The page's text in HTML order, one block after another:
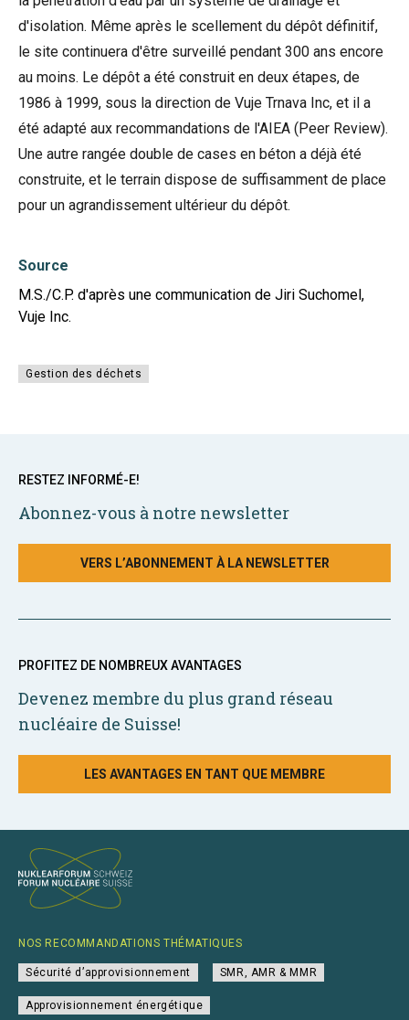
d'isolation. Même après le scellement du dépôt définitif,
le site continuera d'être surveillé pendant 300 ans encore
au moins. Le dépôt a été construit en deux étapes, de
1986 à 1999, sous la direction de Vuje Trnava Inc, et il a
été adapté aux recommandations de l'AIEA (Peer Review).
Une autre rangée double de cases en béton a déjà été
construite, et le terrain dispose de suffisamment de place
pour un agrandissement ultérieur du dépôt.
Source
M.S./C.P. d'après une communication de Jiri Suchomel,
Vuje Inc.
Gestion des déchets
RESTEZ INFORMÉ-E!
Abonnez-vous à notre newsletter
VERS L’ABONNEMENT À LA NEWSLETTER
PROFITEZ DE NOMBREUX AVANTAGES
Devenez membre du plus grand réseau
nucléaire de Suisse!
LES AVANTAGES EN TANT QUE MEMBRE
NOS RECOMMANDATIONS THÉMATIQUES
Sécurité d’approvisionnement SMR, AMR & MMR
Approvisionnement énergétique